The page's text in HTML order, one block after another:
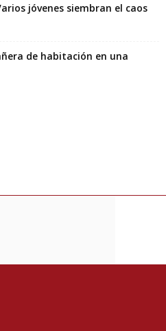
jóvenes siembran el caos
de habitación en una